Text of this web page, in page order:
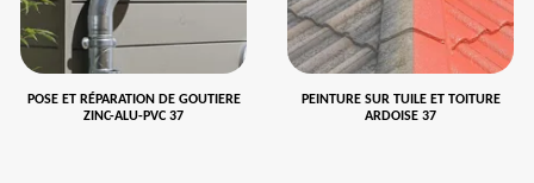
POSE ET RÉPARATION DE GOUTIERE
ZINC-ALU-PVC 37
PEINTURE SUR TUILE ET TOITURE
ARDOISE 37